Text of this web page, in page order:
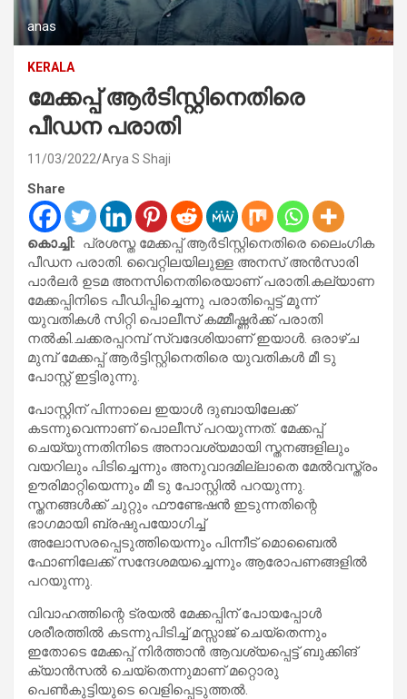
anas
KERALA
മേക്കപ്പ് ആര്‍ടിസ്റ്റിനെതിരെ
പീഡന പരാതി
11/03/2022 Arya S Shaji
Share
കൊച്ചി: പ്രശസ്ത മേക്കപ്പ് ആര്‍ടിസ്റ്റിനെതിരെ ലൈംഗിക
പീഡന പരാതി. വൈറ്റിലയിലുള്ള അനസ് അന്‍സാരി
പാര്‍ലര്‍ ഉടമ അനസിനെതിരെയാണ് പരാതി.കല്യാണ
മേക്കപ്പിനിടെ പീഡിപ്പിച്ചെന്നു പരാതിപ്പെട്ട് മൂന്ന്
യുവതികള്‍ സിറ്റി പൊലീസ് കമ്മീഷ്ണര്‍ക്ക് പരാതി
നല്‍കി.ചക്കരപ്പറമ്പ് സ്വദേശിയാണ് ഇയാള്‍. ഒരാഴ്ച
മുമ്പ് മേക്കപ്പ് ആര്‍ട്ടിസ്റ്റിനെതിരെ യുവതികള്‍ മീ ടു
പോസ്റ്റ് ഇട്ടിരുന്നു.
പോസ്റ്റിന് പിന്നാലെ ഇയാള്‍ ദുബായിലേക്ക്
കടന്നുവെന്നാണ് പൊലീസ് പറയുന്നത്. മേക്കപ്പ്
ചെയ്യുന്നതിനിടെ അനാവശ്യമായി സ്തനങ്ങളിലും
വയറിലും പിടിച്ചെന്നും അനുവാദമില്ലാതെ മേല്‍വസ്ത്രം
ഊരിമാറ്റിയെന്നും മീ ടു പോസ്റ്റില്‍ പറയുന്നു.
സ്തനങ്ങള്‍ക്ക് ചുറ്റും ഫൗണ്ടേഷന്‍ ഇടുന്നതിന്റെ
ഭാഗമായി ബ്രഷുപയോഗിച്ച്
അലോസരപ്പെടുത്തിയെന്നും പിന്നീട് മൊബൈല്‍
ഫോണിലേക്ക് സന്ദേശമയച്ചെന്നും ആരോപണങ്ങളില്‍
പറയുന്നു.
വിവാഹത്തിന്റെ ട്രയല്‍ മേക്കപ്പിന് പോയപ്പോള്‍
ശരീരത്തില്‍ കടന്നുപിടിച്ച് മസ്സാജ് ചെയ്തെന്നും
ഇതോടെ മേക്കപ്പ് നിര്‍ത്താന്‍ ആവശ്യപ്പെട്ട് ബുക്കിങ്
ക്യാന്‍സല്‍ ചെയ്തെന്നുമാണ് മറ്റൊരു
പെണ്‍കുട്ടിയുടെ വെളിപ്പെടുത്തൽ.